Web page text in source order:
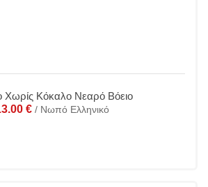
Χωρίς Κόκαλο Νεαρό Βόειο
€ / Νωπό Ελληνικό